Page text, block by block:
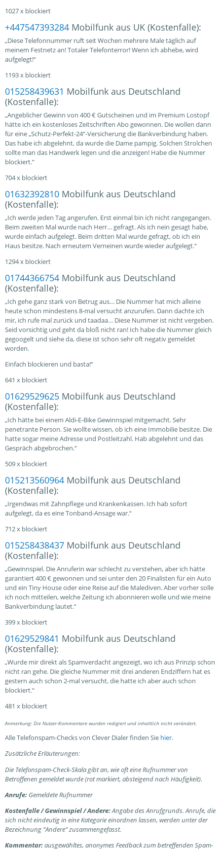
1027 x blockiert
+447547393284Mobilfunk aus UK (Kostenfalle):
„Diese Telefonnummer ruft seit Wochen mehrere Male täglich auf
meinem Festnetz an! Totaler Telefonterror! Wenn ich abhebe, wird
aufgelegt!“
1193 x blockiert
015258439631 Mobilfunk aus Deutschland
(Kostenfalle):
„Angeblicher Gewinn von 400 € Gutscheinen und im Premium Lostopf
hätte ich ein kostenloses Zeitschriften Abo gewonnen. Die wollen dann
für eine „Schutz-Perfekt-24“-Versicherung die Bankverbindung haben.
Das habe ich abgelehnt, da wurde die Dame pampig. Solchen Strolchen
sollte man das Handwerk legen und die anzeigen! Habe die Nummer
blockiert.“
704 x blockiert
01632392810Mobilfunk aus Deutschland
(Kostenfalle):
„Ich werde jeden Tag angerufen. Erst einmal bin ich nicht rangegangen.
Beim zweiten Mal wurde nach Herr… gefragt. Als ich nein gesagt habe,
wurde einfach aufgelegt. Beim dritten Mal wurde gefragt, ob ich ein
Haus besitze. Nach erneutem Verneinen wurde wieder aufgelegt.“
1294 x blockiert
01744366754Mobilfunk aus Deutschland
(Kostenfalle):
„Ich gehe ganz stark von Betrug aus… Die Nummer hat mich alleine
heute schon mindestens 8-mal versucht anzurufen. Dann dachte ich
mir, ich rufe mal zurück und taadaa… Diese Nummer ist nicht vergeben.
Seid vorsichtig und geht da bloß nicht ran! Ich habe die Nummer gleich
gegoogelt und siehe da, diese ist schon sehr oft negativ gemeldet
worden.
Einfach blockieren und basta!“
641 x blockiert
01629529625Mobilfunk aus Deutschland
(Kostenfalle):
„Ich hätte bei einem Aldi-E-Bike Gewinnspiel mitgemacht. Sehr
penetrante Person. Sie wollte wissen, ob ich eine Immobilie besitze. Die
hatte sogar meine Adresse und Postleitzahl. Hab abgelehnt und das
Gespräch abgebrochen.“
509 x blockiert
015213560964Mobilfunk aus Deutschland
(Kostenfalle):
„Irgendwas mit Zahnpflege und Krankenkassen. Ich hab sofort
aufgelegt, da es eine Tonband-Ansage war.“
712 x blockiert
015258438437Mobilfunk aus Deutschland
(Kostenfalle):
„Gewinnspiel. Die Anruferin war schlecht zu verstehen, aber ich hätte
garantiert 400 € gewonnen und sei unter den 20 Finalisten für ein Auto
und ein Tiny House oder eine Reise auf die Malediven. Aber vorher solle
ich noch mitteilen, welche Zeitung ich abonnieren wolle und wie meine
Bankverbindung lautet.“
399 x blockiert
01629529841 Mobilfunk aus Deutschland
(Kostenfalle):
„Wurde mir direkt als Spamverdacht angezeigt, wo ich aus Prinzip schon
nicht ran gehe. Die gleiche Nummer mit drei anderen Endziffern hat es
gestern auch schon 2-mal versucht, die hatte ich aber auch schon
blockiert.“
481 x blockiert
Anmerkung: Die Nutzer-Kommentare wurden redigiert und inhaltlich nicht verändert.
Alle Telefonspam-Checks von Clever Dialer finden Sie hier.
Zusätzliche Erläuterungen:
Die Telefonspam-Check-Skala gibt an, wie oft eine Rufnummer von
Betroffenen gemeldet wurde (rot markiert, absteigend nach Häufigkeit).
Anrufe: Gemeldete Rufnummer
Kostenfalle / Gewinnspiel / Andere:Angabe des Anrufgrunds. Anrufe, die
sich nicht eindeutig in eine Kategorie einordnen lassen, werden unter der
Bezeichnung “Andere” zusammengefasst.
Kommentar:ausgewähltes, anonymes Feedback zum betreffenden Spam-